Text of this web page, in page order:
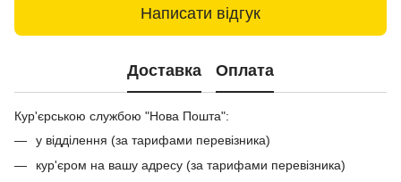
Написати відгук
Доставка Оплата
Кур'єрською службою "Нова Пошта":
у відділення (за тарифами перевізника)
кур'єром на вашу адресу (за тарифами перевізника)